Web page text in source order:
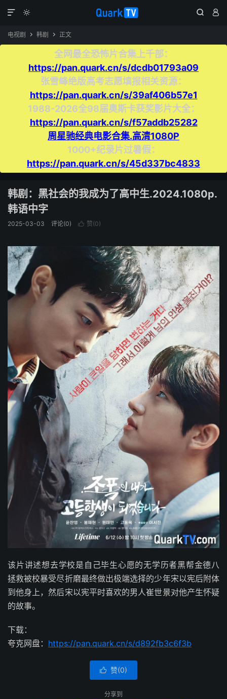
  

电视剧  韩剧  正文
全网最全恐怖片合集上千部：
https://pan.quark.cn/s/dcdb01793a09
张雪峰绝版高考志愿填报相关资源：
https://pan.quark.cn/s/39af406b57e1
1988-2026全98届奥斯卡获奖影片大全：
https://pan.quark.cn/s/f57addb25282
周星驰经典电影合集.高清1080P
1000+纪录片过暑假：
https://pan.quark.cn/s/45d337bc4833
韩剧：黑社会的我成为了高中生.2024.1080p.
韩语中字
2025-03-03 评论(0)  赞(0)
该片讲述想去学校是自己毕生心愿的无学历者黑帮金德八
拯救被校暴受尽折磨最终做出极端选择的少年宋以宪后附体
到他身上，然后宋以宪平时喜欢的男人崔世景对他产生怀疑
的故事。
下载：
夸克网盘： https://pan.quark.cn/s/d892fb3c6f3b
 赞(0)
分享到